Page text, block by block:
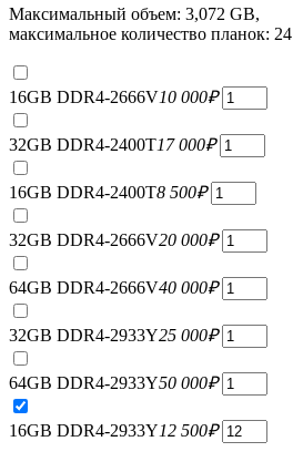
Максимальный объем: 3,072 GB,
максимальное количество планок: 24
16GB DDR4-2666V10 000₽
32GB DDR4-2400T17 000₽
16GB DDR4-2400T8 500₽
32GB DDR4-2666V20 000₽
64GB DDR4-2666V40 000₽
32GB DDR4-2933Y25 000₽
64GB DDR4-2933Y50 000₽
16GB DDR4-2933Y12 500₽